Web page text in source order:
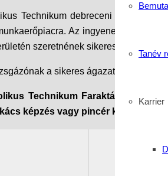
Tanév
Karrier
Technikum debreceni
Az ingyenes
szeretnének sikeres karriert
a sikeres ágazati
Technikum Faraktár utcai
képzés vagy pincér képzés